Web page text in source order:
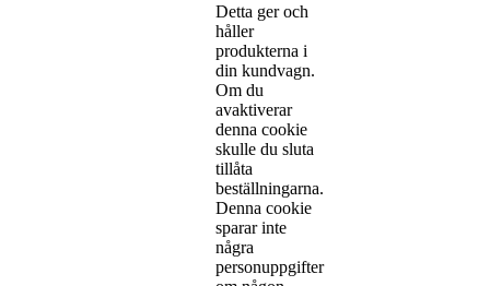
Detta ger och
håller
produkterna i
din kundvagn.
Om du
avaktiverar
denna cookie
skulle du sluta
tillåta
beställningarna.
Denna cookie
sparar inte
några
personuppgifter